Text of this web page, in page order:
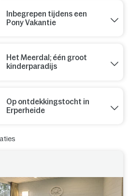
Inbegrepen tijdens een
Pony Vakantie
Het Meerdal; één groot
kinderparadijs
Op ontdekkingstocht in
Erperheide